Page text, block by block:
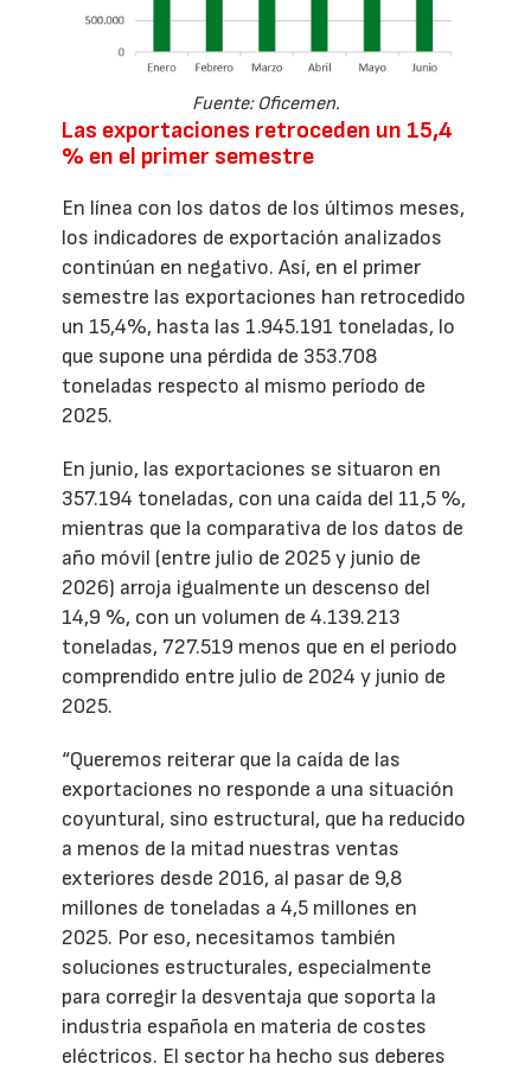
Fuente: Oficemen.
Las exportaciones retroceden un 15,4
% en el primer semestre
En línea con los datos de los últimos meses,
los indicadores de exportación analizados
continúan en negativo. Así, en el primer
semestre las exportaciones han retrocedido
un 15,4%, hasta las 1.945.191 toneladas, lo
que supone una pérdida de 353.708
toneladas respecto al mismo período de
2025.
En junio, las exportaciones se situaron en
357.194 toneladas, con una caída del 11,5 %,
mientras que la comparativa de los datos de
año móvil (entre julio de 2025 y junio de
2026) arroja igualmente un descenso del
14,9 %, con un volumen de 4.139.213
toneladas, 727.519 menos que en el periodo
comprendido entre julio de 2024 y junio de
2025.
“Queremos reiterar que la caída de las
exportaciones no responde a una situación
coyuntural, sino estructural, que ha reducido
a menos de la mitad nuestras ventas
exteriores desde 2016, al pasar de 9,8
millones de toneladas a 4,5 millones en
2025. Por eso, necesitamos también
soluciones estructurales, especialmente
para corregir la desventaja que soporta la
industria española en materia de costes
eléctricos. El sector ha hecho sus deberes